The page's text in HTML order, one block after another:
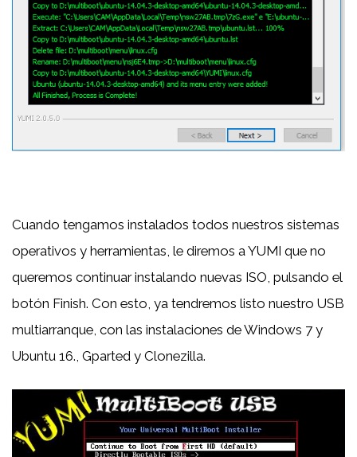
Cuando tengamos instalados todos nuestros sistemas
operativos y herramientas, le diremos a YUMI que no
queremos continuar instalando nuevas ISO, pulsando el
botón Finish. Con esto, ya tendremos listo nuestro USB
multiarranque, con las instalaciones de Windows 7 y
Ubuntu 16., Gparted y Clonezilla.